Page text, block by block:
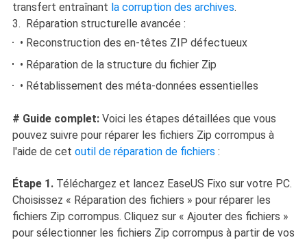
transfert entraînant la corruption des archives.
3. Réparation structurelle avancée :
• Reconstruction des en-têtes ZIP défectueux
• Réparation de la structure du fichier Zip
• Rétablissement des méta-données essentielles
# Guide complet:Voici les étapes détaillées que vous
pouvez suivre pour réparer les fichiers Zip corrompus à
l'aide de cet outil de réparation de fichiers :
Étape 1. Téléchargez et lancez EaseUS Fixo sur votre PC.
Choisissez « Réparation des fichiers » pour réparer les
fichiers Zip corrompus. Cliquez sur « Ajouter des fichiers »
pour sélectionner les fichiers Zip corrompus à partir de vos